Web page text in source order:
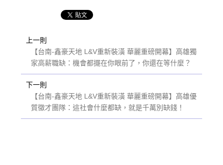
上一則
【台南-鑫豪天地 L&V重新裝潢 華麗重磅開幕】高雄獨
家高薪職缺：機會都擺在你眼前了，你還在等什麼？
下一則
【台南-鑫豪天地 L&V重新裝潢 華麗重磅開幕】高雄優
質徵才團隊：這社會什麼都缺，就是千萬別缺錢！